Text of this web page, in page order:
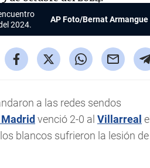
2024.
AP Foto/Bernat Armangue
a las redes sendos
venció 2-0 al Villarreal el
blancos sufrieron la lesión de